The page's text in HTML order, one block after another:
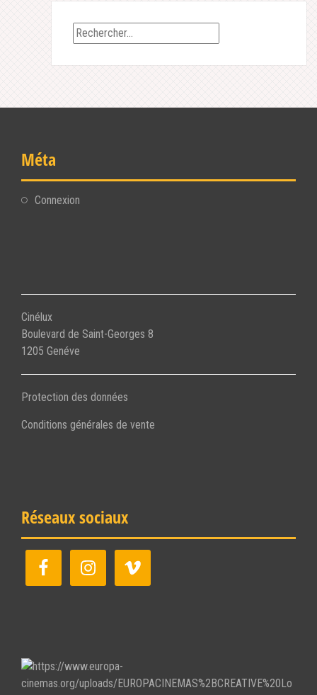
Rechercher :
Méta
Connexion
Cinélux
Boulevard de Saint-Georges 8
1205 Genéve
Protection des données
Conditions générales de vente
Réseaux sociaux